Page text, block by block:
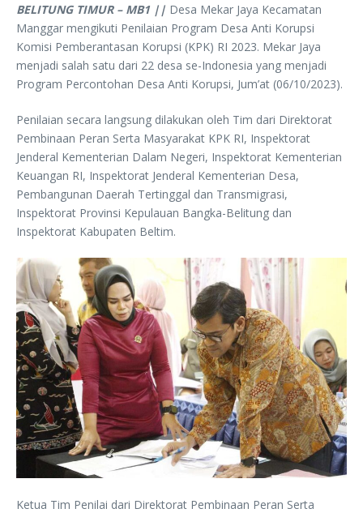
BELITUNG TIMUR – MB1 || Desa Mekar Jaya Kecamatan
Manggar mengikuti Penilaian Program Desa Anti Korupsi
Komisi Pemberantasan Korupsi (KPK) RI 2023. Mekar Jaya
menjadi salah satu dari 22 desa se-Indonesia yang menjadi
Program Percontohan Desa Anti Korupsi, Jum’at (06/10/2023).
Penilaian secara langsung dilakukan oleh Tim dari Direktorat
Pembinaan Peran Serta Masyarakat KPK RI, Inspektorat
Jenderal Kementerian Dalam Negeri, Inspektorat Kementerian
Keuangan RI, Inspektorat Jenderal Kementerian Desa,
Pembangunan Daerah Tertinggal dan Transmigrasi,
Inspektorat Provinsi Kepulauan Bangka-Belitung dan
Inspektorat Kabupaten Beltim.
Ketua Tim Penilai dari Direktorat Pembinaan Peran Serta